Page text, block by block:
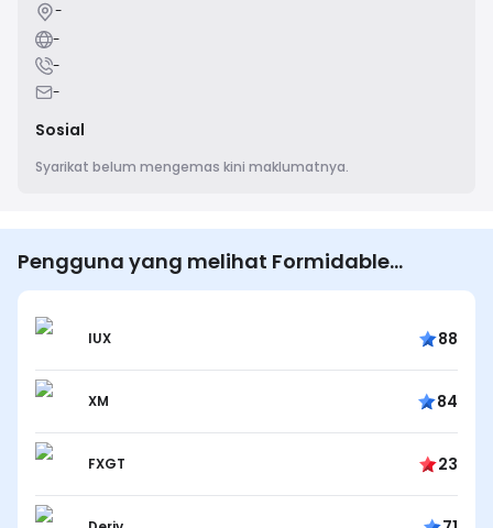
-
-
-
-
Sosial
Syarikat belum mengemas kini maklumatnya.
Pengguna yang melihat Formidable
Publishing Group juga melihat…
IUX 88
XM 84
FXGT 23